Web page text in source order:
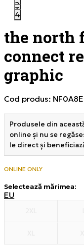
2
3
4
the north
connect
graphic
Cod produs:
Produsele din
online și nu se
le direct și
ONLINE ONLY
Selectează mărimea:
EU